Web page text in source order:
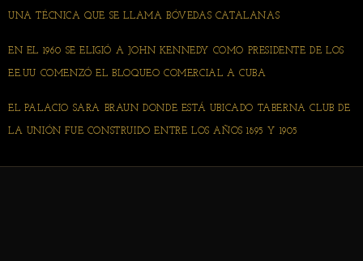
UNA TÉCNICA QUE SE LLAMA BÓVEDAS CATALANAS
EN EL 1960 SE ELIGIÓ A JOHN KENNEDY COMO PRESIDENTE DE LOS
EE.UU COMENZÓ EL BLOQUEO COMERCIAL A CUBA
EL PALACIO SARA BRAUN DONDE ESTÁ UBICADO TABERNA CLUB DE
LA UNIÓN FUE CONSTRUIDO ENTRE LOS AÑOS 1895 Y 1905